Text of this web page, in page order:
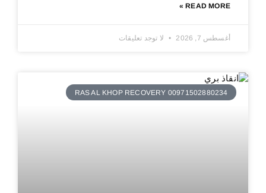
READ MORE »
أغسطس 7, 2026 لا توجد تعليقات
RAS AL KHOP RECOVERY 00971502880234